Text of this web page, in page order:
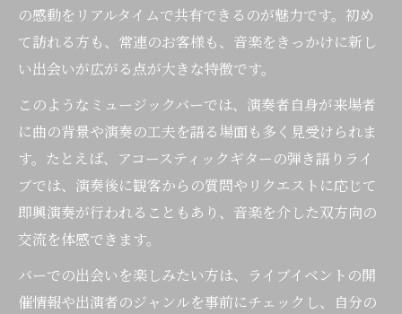
の感動をリアルタイムで共有できるのが魅力です。初め
て訪れる方も、常連のお客様も、音楽をきっかけに新し
い出会いが広がる点が大きな特徴です。
このようなミュージックバーでは、演奏者自身が来場者
に曲の背景や演奏の工夫を語る場面も多く見受けられま
す。たとえば、アコースティックギターの弾き語りライ
ブでは、演奏後に観客からの質問やリクエストに応じて
即興演奏が行われることもあり、音楽を介した双方向の
交流を体感できます。
バーでの出会いを楽しみたい方は、ライブイベントの開
催情報や出演者のジャンルを事前にチェックし、自分の